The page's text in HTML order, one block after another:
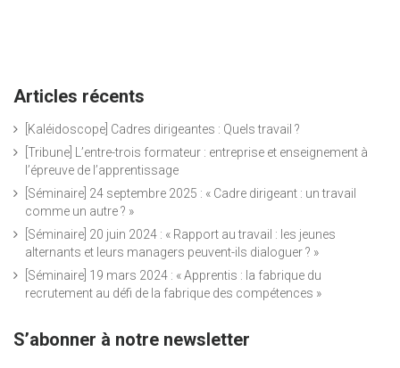
Articles récents
[Kaléidoscope] Cadres dirigeantes : Quels travail ?
[Tribune] L’entre-trois formateur : entreprise et enseignement à
l’épreuve de l’apprentissage
[Séminaire] 24 septembre 2025 : « Cadre dirigeant : un travail
comme un autre ? »
[Séminaire] 20 juin 2024 : « Rapport au travail : les jeunes
alternants et leurs managers peuvent-ils dialoguer ? »
[Séminaire] 19 mars 2024 : « Apprentis : la fabrique du
recrutement au défi de la fabrique des compétences »
S’abonner à notre newsletter